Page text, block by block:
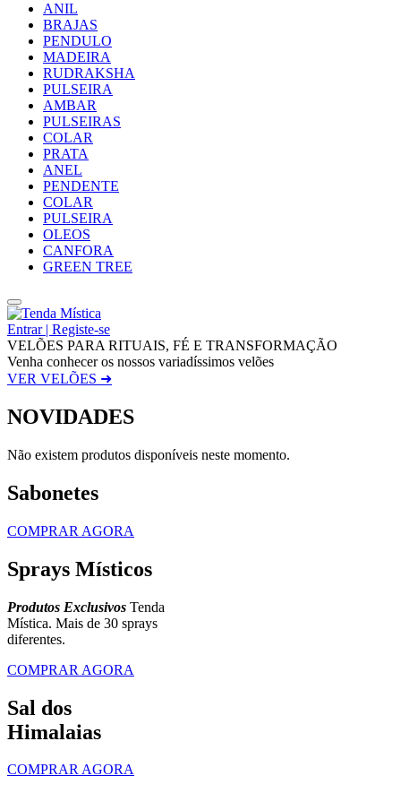
ANIL
BRAJAS
PENDULO
MADEIRA
RUDRAKSHA
PULSEIRA
AMBAR
PULSEIRAS
COLAR
PRATA
ANEL
PENDENTE
COLAR
PULSEIRA
OLEOS
CANFORA
GREEN TREE
Entrar | Registe-se
VELÕES PARA RITUAIS, FÉ E TRANSFORMAÇÃO
Venha conhecer os nossos variadíssimos velões
VER VELÕES ➜
NOVIDADES
Não existem produtos disponíveis neste momento.
Sabonetes
COMPRAR AGORA
Sprays Místicos
Produtos Exclusivos Tenda
Mística. Mais de 30 sprays
diferentes.
COMPRAR AGORA
Sal dos
Himalaias
COMPRAR AGORA